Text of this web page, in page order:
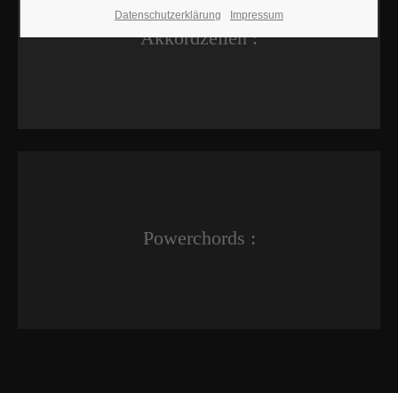
Akkordzellen :
Powerchords :
Datenschutzerklärung Impressum